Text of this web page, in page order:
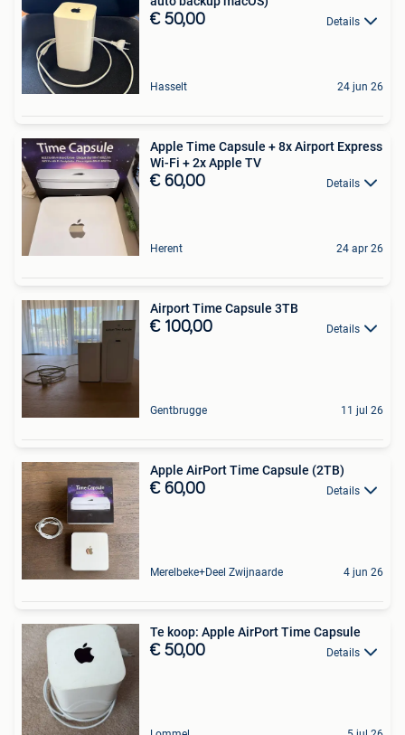
€ 50,00 Details
Hasselt 24 jun 26
Apple Time Capsule + 8x Airport Express
Wi-Fi + 2x Apple TV
€ 60,00 Details
Herent 24 apr 26
Airport Time Capsule 3TB
€ 100,00 Details
Gentbrugge 11 jul 26
Apple AirPort Time Capsule (2TB)
€ 60,00 Details
Merelbeke+Deel Zwijnaarde 4 jun 26
Te koop: Apple AirPort Time Capsule
€ 50,00 Details